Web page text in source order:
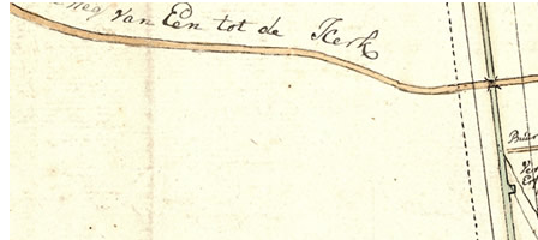
Drents Archief